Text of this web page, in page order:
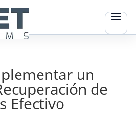
un
de
Efectivo